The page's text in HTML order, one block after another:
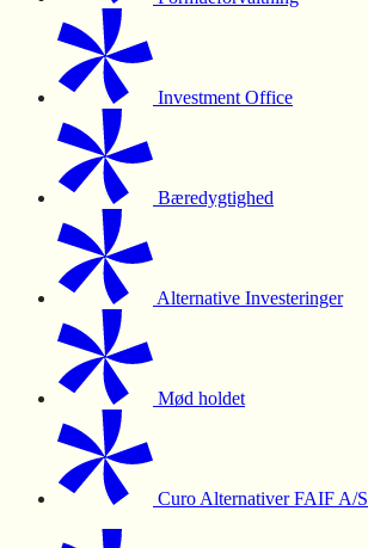
Investment Office
Bæredygtighed
Alternative Investeringer
Mød holdet
Curo Alternativer FAIF A/S